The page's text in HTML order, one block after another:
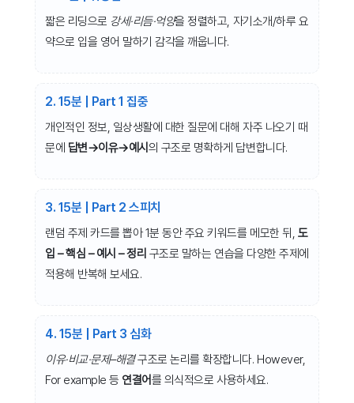
짧은 리딩으로 강세·리듬·억양을 정렬하고, 자기소개/하루 요
약으로 입을 영어 말하기 감각을 깨웁니다.
2. 15분 | Part 1 집중
개인적인 정보, 일상생활에 대한 질문에 대해 자주 나오기 때
문에 답변→이유→예시 의 구조로 명확하게 답변합니다.
3. 15분 | Part 2 스피치
랜덤 주제 카드를 뽑아 1분 동안 주요 키워드를 메모한 뒤, 도
입 – 핵심 – 예시 – 정리 구조로 말하는 연습을 다양한 주제에
적용해 반복해 보세요.
4. 15분 | Part 3 심화
이유·비교·문제–해결구조로 논리를 확장합니다. However,
For example 등 연결어를 의식적으로 사용하세요.